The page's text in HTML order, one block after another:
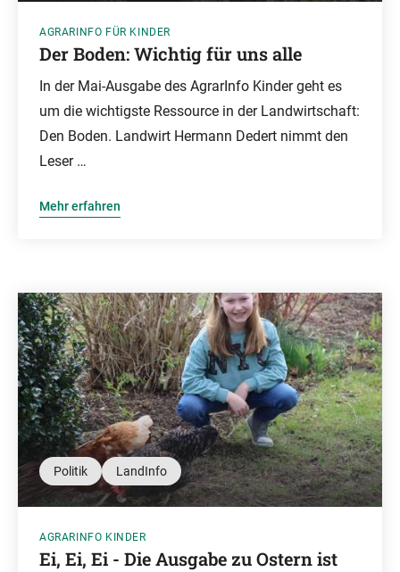
AGRARINFO FÜR KINDER
Der Boden: Wichtig für uns alle
In der Mai-Ausgabe des AgrarInfo Kinder geht es
um die wichtigste Ressource in der Landwirtschaft:
Den Boden. Landwirt Hermann Dedert nimmt den
Leser …
Mehr erfahren
Politik LandInfo
AGRARINFO KINDER
Ei, Ei, Ei - Die Ausgabe zu Ostern ist